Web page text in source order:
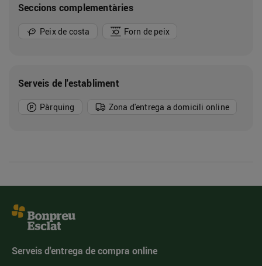
Seccions complementàries
Peix de costa Forn de peix
Serveis de l'establiment
Pàrquing Zona d'entrega a domicili online
Serveis d'entrega de compra online